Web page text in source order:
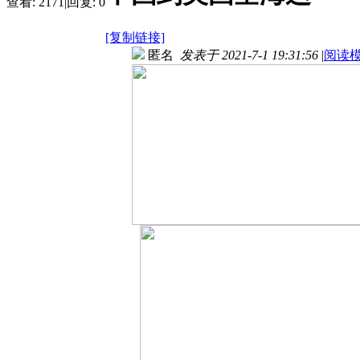
[复制链接]
匿名 发表于 2021-7-1 19:31:56 |阅读